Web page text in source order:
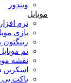
ویندوز
موبایل
نرم
بازی
رینگتون
تم
نقشه
اسکرین
پاکت